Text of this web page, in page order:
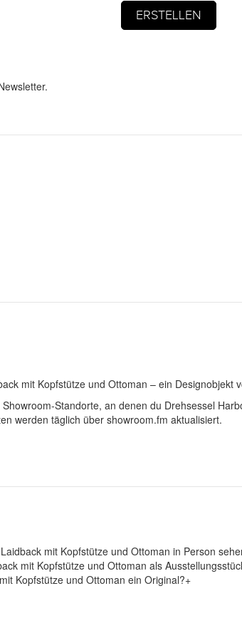
mit Kopfstütze und Ottoman – ein Designobjekt
Standorte, an denen du Drehsessel
werden täglich über showroom.fm aktualisiert.
mit Kopfstütze und Ottoman in Person
mit Kopfstütze und Ottoman als
Kopfstütze und Ottoman ein Original?+